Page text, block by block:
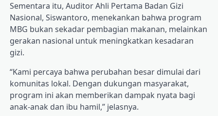
Sementara itu, Auditor Ahli Pertama Badan Gizi
Nasional, Siswantoro, menekankan bahwa program
MBG bukan sekadar pembagian makanan, melainkan
gerakan nasional untuk meningkatkan kesadaran
gizi.
“Kami percaya bahwa perubahan besar dimulai dari
komunitas lokal. Dengan dukungan masyarakat,
program ini akan memberikan dampak nyata bagi
anak-anak dan ibu hamil,” jelasnya.